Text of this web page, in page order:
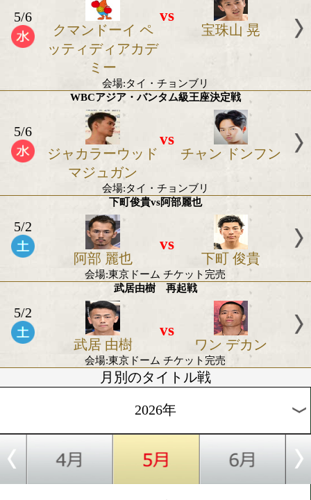
入場料:SRS席22,000円/指定S席16,500円/指定A席
8,800円/指定C席6,600円
Sフェザー級1000万トーナメント準々決勝 渡邊海
英 豪
vs
渡邊 海
会場:後楽園ホール
入場料:SRS席22,000円/指定S席16,500円/指定A席
8,800円/指定C席6,600円
Sフェザー級1000万トーナメント準々決勝 松本圭
5/12
松本 圭佑 龍 王
会場:後楽園ホール
入場料:SRS席22,000円/指定S席16,500円/指定A席
8,800円/指定C席6,600円
前田稔輝vs高優一郎
5/9
前田 稔輝
vs
入場料:VIP席33,000円/指定S席￥22,000円/指定A席